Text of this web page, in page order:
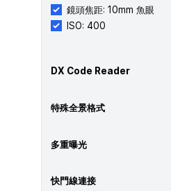
鏡頭焦距: 10mm 魚眼
ISO: 400
DX Code Reader
特殊全景格式
多重曝光
快門線連接